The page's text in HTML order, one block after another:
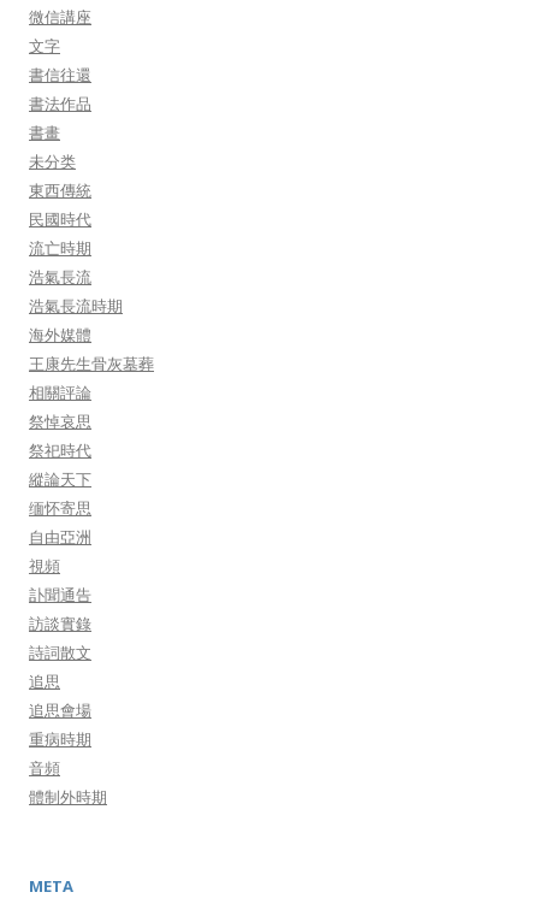
微信講座
文字
書信往還
書法作品
書畫
未分类
東西傳統
民國時代
流亡時期
浩氣長流
浩氣長流時期
海外媒體
王康先生骨灰墓葬
相關評論
祭悼哀思
祭祀時代
縱論天下
缅怀寄思
自由亞洲
視頻
訃聞通告
訪談實錄
詩詞散文
追思
追思會場
重病時期
音頻
體制外時期
META